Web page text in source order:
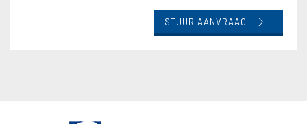
STUUR AANVRAAG